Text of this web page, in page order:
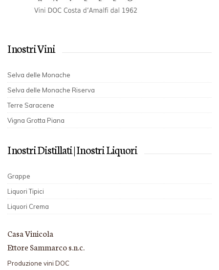
I nostri Vini
Selva delle Monache
Selva delle Monache Riserva
Terre Saracene
Vigna Grotta Piana
I nostri Distillati | I nostri Liquori
Grappe
Liquori Tipici
Liquori Crema
Casa Vinicola
Ettore Sammarco s.n.c.
Produzione vini DOC